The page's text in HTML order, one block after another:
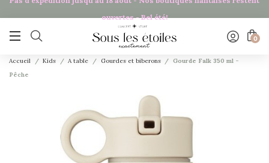
ouvertes - Bel été!
 0
Accueil Kids A table Gourdes et biberons
Gourde Falk 350 ml -
Pêche